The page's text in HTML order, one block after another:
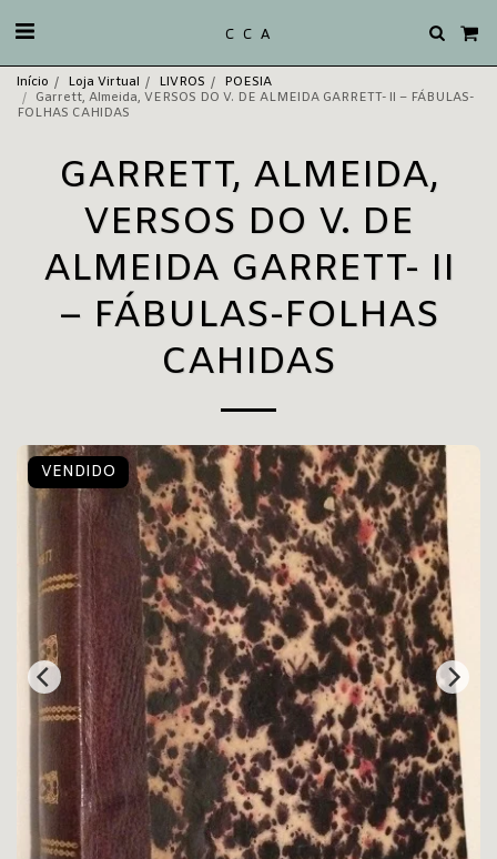
C C A
Início Loja Virtual LIVROS
POESIA
Garrett, Almeida, VERSOS DO V. DE ALMEIDA GARRETT- II – FÁBULAS-
FOLHAS CAHIDAS
GARRETT, ALMEIDA,
VERSOS DO V. DE
ALMEIDA GARRETT- II
– FÁBULAS-FOLHAS
CAHIDAS
VENDIDO